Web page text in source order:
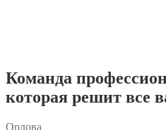
Команда
которая решит все
Орлова